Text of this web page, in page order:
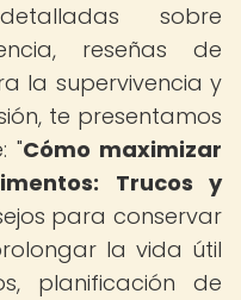
sobre
reseñas de
la supervivencia y
te presentamos
"Cómo maximizar
Trucos y
para conservar
la vida útil
planificación de